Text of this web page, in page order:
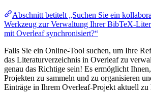
Abschnitt betitelt „Suchen Sie ein
Werkzeug zur Verwaltung Ihrer BibTeX-
mit Overleaf synchronisiert?“
Falls Sie ein Online-Tool suchen, um Ihre
das Literaturverzeichnis in Overleaf zu
genau das Richtige sein! Es ermöglicht
Projekten zu sammeln und zu organisieren
Einträge in Ihrem Overleaf-Projekt aktuell zu